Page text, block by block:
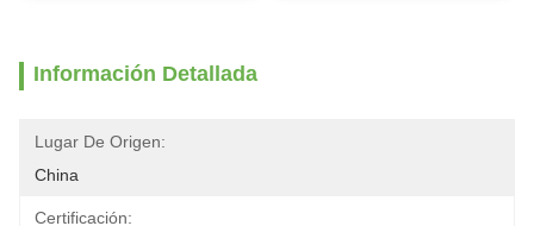
Información Detallada
Lugar De Origen:
China
Certificación: